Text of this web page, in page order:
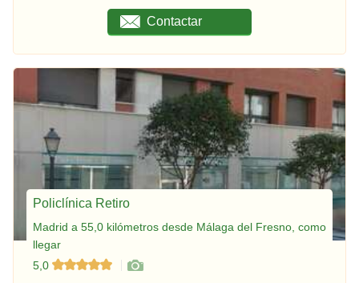
Contactar
Policlínica Retiro
Madrid a 55,0 kilómetros desde Málaga del Fresno, como
llegar
5,0